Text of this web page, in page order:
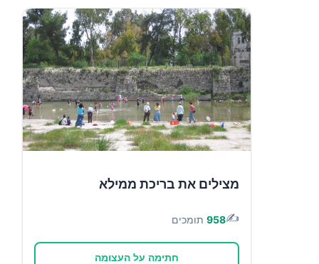
מצילים את בריכת ממילא
✍️
958 תומכים
חתימה על העצומה